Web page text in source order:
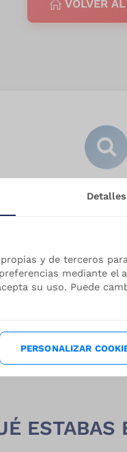
VOLVER
¿Buscabas
ESTABAS
Detalles
y de terceros
mediante el
su uso. Puede
PERSONALIZAR